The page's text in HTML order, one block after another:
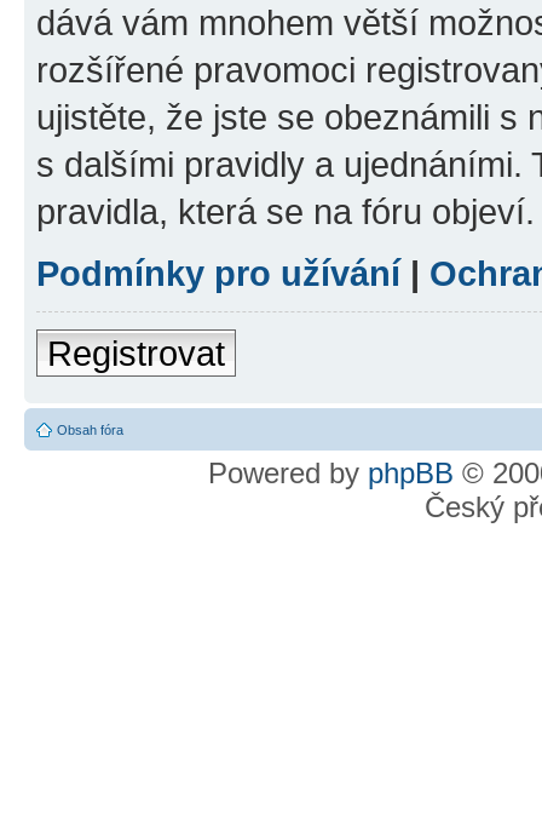
dává vám mnohem větší
rozšířené pravomoci
ujistěte, že jste se obeznámili s
s dalšími pravidly a ujednáními.
pravidla, která se na fóru objeví.
Podmínky pro užívání|
Registrovat
Obsah fóra
Powered by phpBB ©
Český